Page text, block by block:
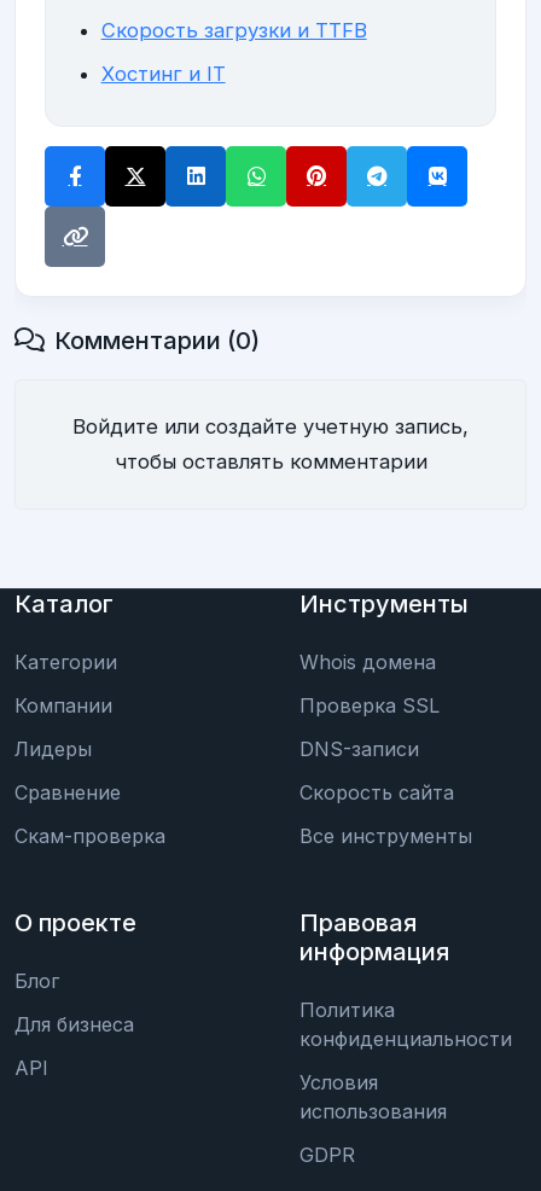
Скорость загрузки и TTFB
Хостинг и IT
Комментарии (0)
Войдите или создайте учетную запись,
чтобы оставлять комментарии
Каталог
Категории
Компании
Лидеры
Сравнение
Скам-проверка
Инструменты
Whois домена
Проверка SSL
DNS-записи
Скорость сайта
Все инструменты
О проекте
Блог
Для бизнеса
API
Правовая
информация
Политика
конфиденциальности
Условия
использования
GDPR